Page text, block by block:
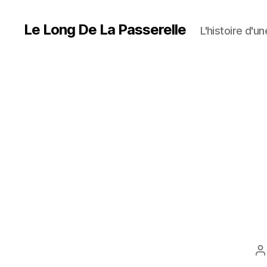
Le Long De La Passerelle L'histoire